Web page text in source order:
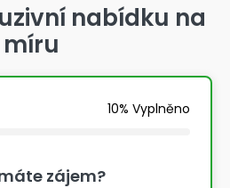
nabídku na
míru
10% Vyplněno
zájem?